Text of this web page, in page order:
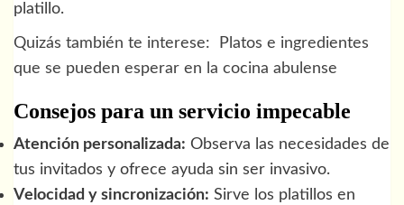
platillo.
Quizás también te interese:
Platos e ingredientes
que se pueden esperar en la cocina abulense
Consejos para un servicio impecable
Atención personalizada: Observa las necesidades de
tus invitados y ofrece ayuda sin ser invasivo.
Velocidad y sincronización: Sirve los platillos en